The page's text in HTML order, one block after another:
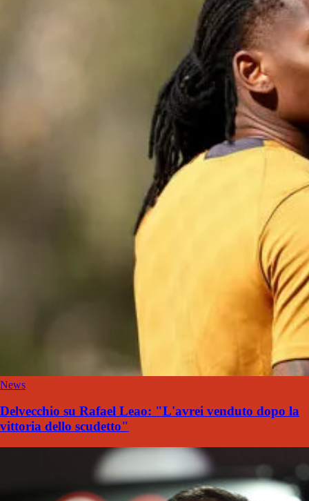
News
Delvecchio su Rafael Leao: "L'avrei venduto dopo la
vittoria dello scudetto"